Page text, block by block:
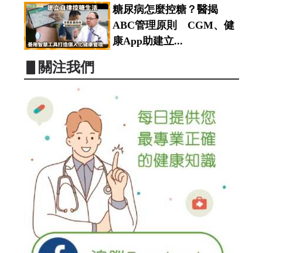
糖尿病怎麼控糖？醫揭
ABC管理原則 CGM、健
康App助建立...
▋關注我們